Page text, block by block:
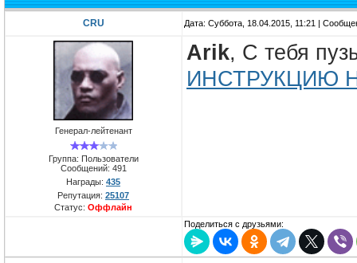
CRU Дата: Суббота, 18.04.2015, 11:21 |
Генерал-лейтенант
Группа: Пользователи
Сообщений: 491
Награды: 435
Репутация: 25107
Статус: Оффлайн
Arik, С тебя
ИНСТРУКЦИЮ
Поделиться с друзьями: